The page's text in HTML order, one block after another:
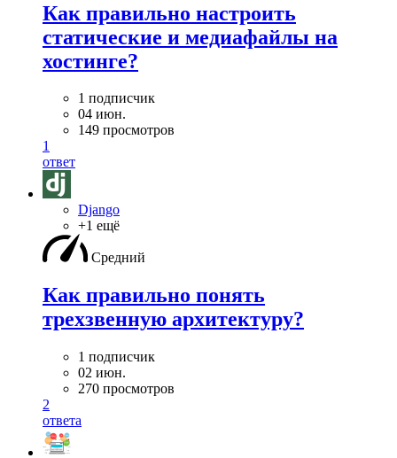
Как правильно настроить
статические и медиафайлы на
хостинге?
1 подписчик
04 июн.
149 просмотров
1
ответ
Django
+1 ещё
Средний
Как правильно понять
трехзвенную архитектуру?
1 подписчик
02 июн.
270 просмотров
2
ответа